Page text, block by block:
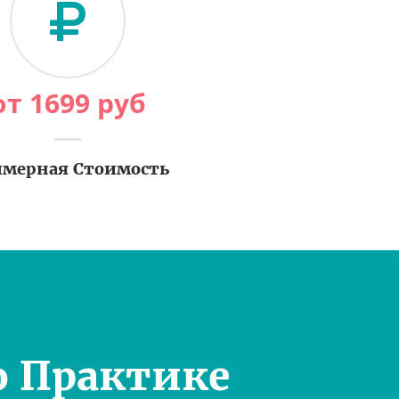
1699 руб
Стоимость
Практике